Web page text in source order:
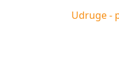
Udruge -